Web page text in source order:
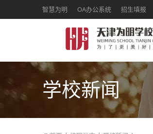
智慧为明 OA办公系统 招生填报
学校新闻